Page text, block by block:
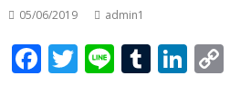
05/06/2019 admin1
F T Li T Li